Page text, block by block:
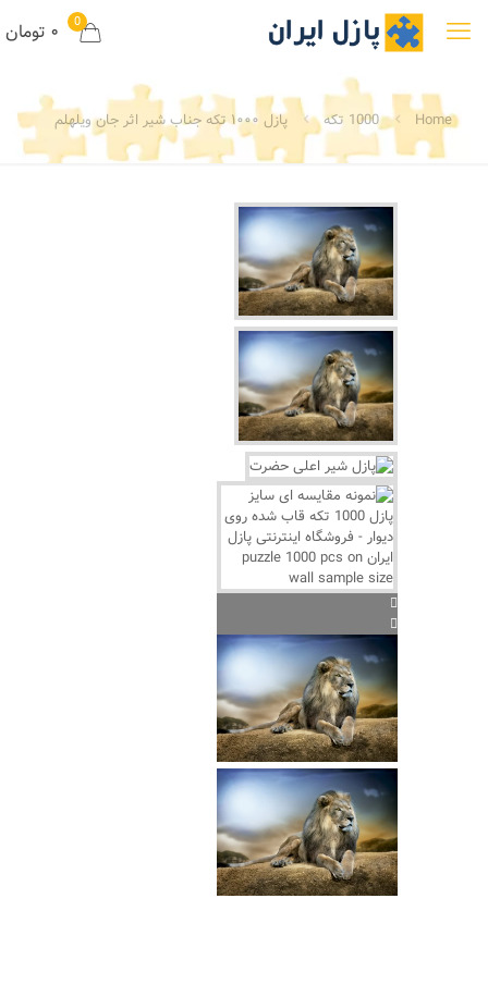
0 ۰ تومان
Home 1000 تکه پازل ۱۰۰۰ تکه جناب شیر اثر جان ویلهلم